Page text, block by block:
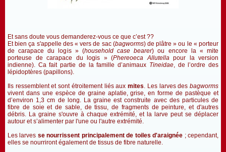
Et sans doute vous demanderez-vous ce que c’est ??
Et bien ça s'appelle des «vers de sac (bagworms)de plâtre » ou le « porteur
de carapace du logis » (household case bearer) ou encore la « mite
porteuse de carapace du logis » (Phereoeca Allutellapour la version
indienne). Ca fait partie de la famille d’animaux Tineidae, de l’ordre des
lépidoptères (papillons).
Ils ressemblent et sont étroitement liés auxmites. Les larves desbagworms
vivent dans une espèce de graine aplatie, grise, en forme de pastèque et
d’environ 1,3 cm de long. La graine est construite avec des particules de
fibre de soie et de sable, de tissu, de fragments de peinture, et d'autres
débris. La graine s'ouvre à chaque extrémité, et la larve peut se déplacer
autour et s’alimenter par l'une ou l'autre extrémité.
Les larves se nourrissent principalement de toiles d'araignée ; cependant,
elles se nourriront également de tissus de fibre naturelle.